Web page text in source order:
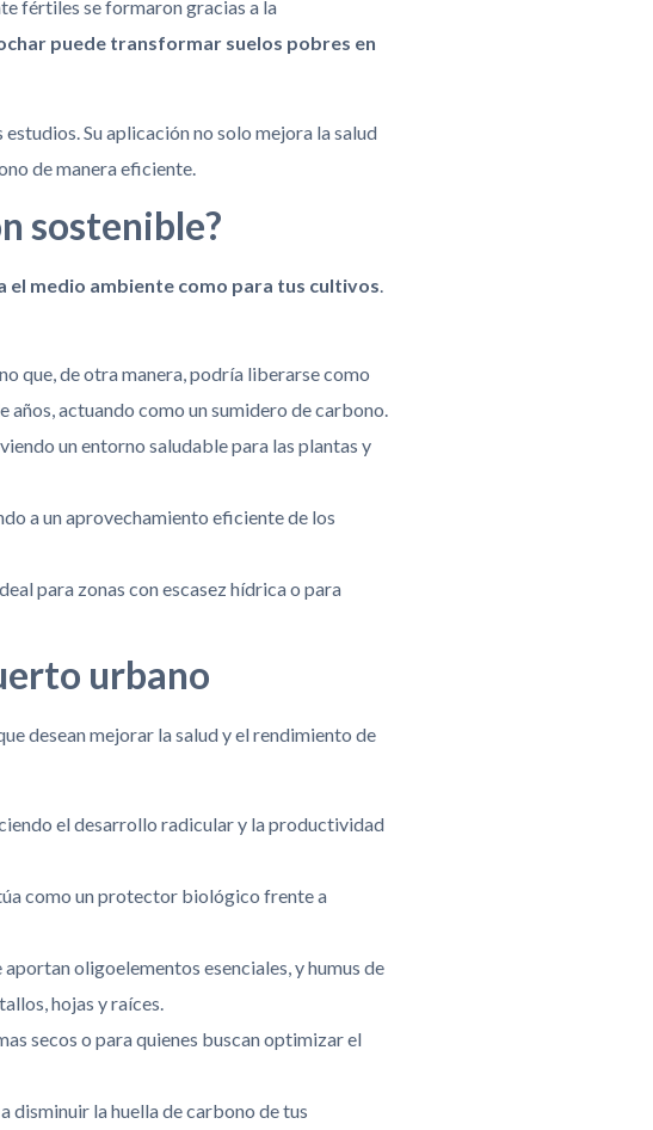
fértiles se formaron gracias a la
puede transformar suelos pobres en
Su aplicación no solo mejora la salud
de manera eficiente.
sostenible?
medio ambiente como para tus cultivos.
que, de otra manera, podría liberarse como
años, actuando como un sumidero de carbono.
un entorno saludable para las plantas y
a un aprovechamiento eficiente de los
para zonas con escasez hídrica o para
urbano
desean mejorar la salud y el rendimiento de
el desarrollo radicular y la productividad
como un protector biológico frente a
aportan oligoelementos esenciales, y humus de
hojas y raíces.
secos o para quienes buscan optimizar el
disminuir la huella de carbono de tus